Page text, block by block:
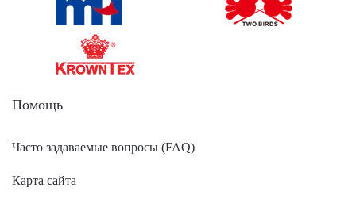
Помощь
Часто задаваемые вопросы (FAQ)
Карта сайта